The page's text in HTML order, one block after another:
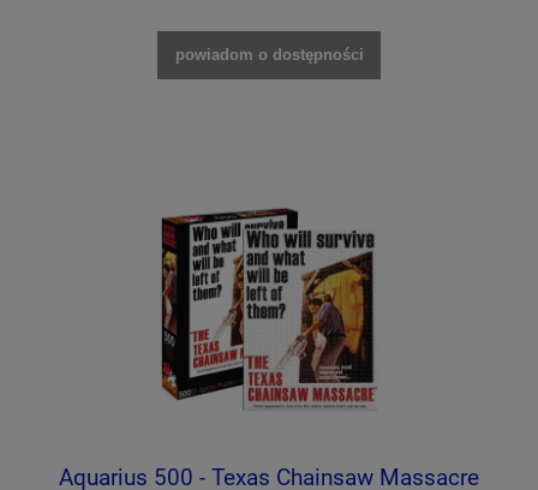
powiadom o dostępności
Aquarius 500 - Texas Chainsaw Massacre